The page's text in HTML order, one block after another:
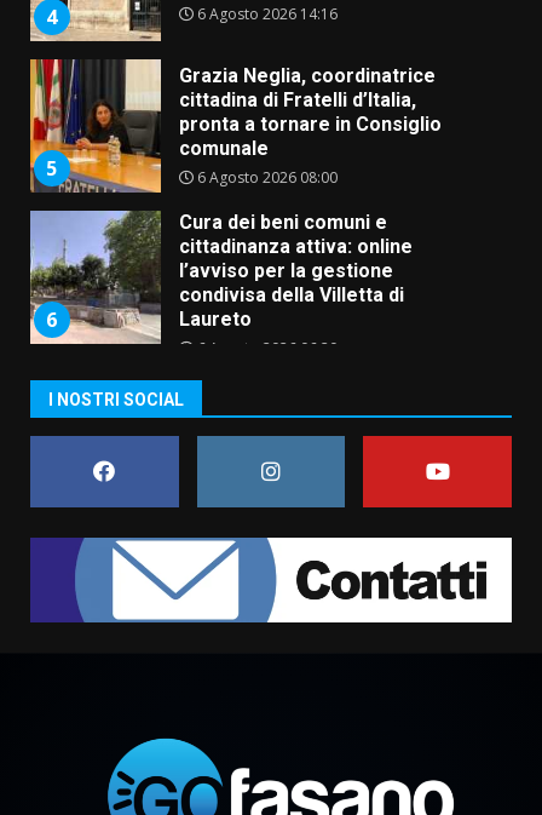
4 6 Agosto 2026 14:16
5
Grazia Neglia, coordinatrice
cittadina di Fratelli d’Italia,
pronta a tornare in Consiglio
comunale
6 Agosto 2026 08:00
6
Cura dei beni comuni e
cittadinanza attiva: online
l’avviso per la gestione
condivisa della Villetta di
Laureto
6 Agosto 2026 06:20
assoluta de “L’Albergo
Belvedere. Il rapimento”
6 Agosto 2026 06:15
1
Rivoluzione”: nuovo
appuntamento con “Fasano in
Banda”
campionato di calcio”
7 Agosto 2026 06:00
I NOSTRI SOCIAL